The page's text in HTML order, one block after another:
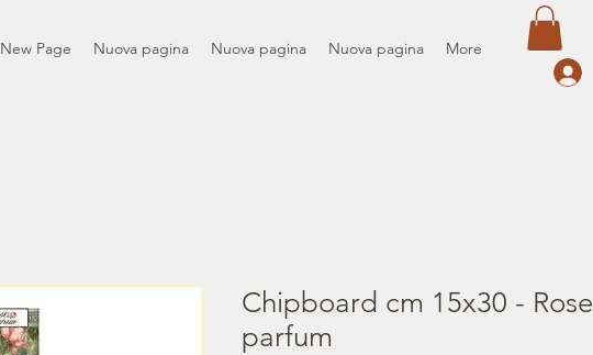
New Page Nuova pagina Nuova pagina Nuova pagina More
Chipboard cm 15x30 - Rose
parfum